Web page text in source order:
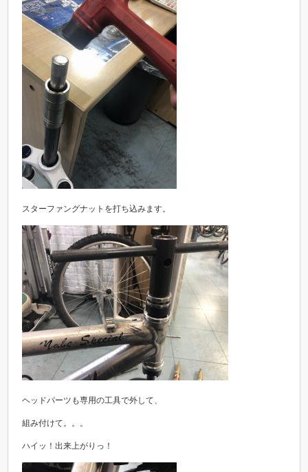
スターファングナットを打ち込みます。
ヘッドパーツも専用の工具で外して、
組み付けて。。。
ハイッ！出来上がりっ！